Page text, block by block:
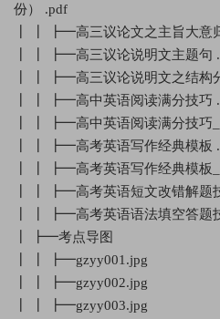
份） .pdf
┃ ┃ ┣━高三议论文之主旨大意
┃ ┃ ┣━高三议论说明文主题句
┃ ┃ ┣━高三议论说明文之结构
┃ ┃ ┣━高中英语阅读满分技巧
┃ ┃ ┣━高中英语阅读满分技巧
┃ ┃ ┣━高考英语写作经典模板
┃ ┃ ┣━高考英语写作经典模板
┃ ┃ ┣━高考英语短文改错解题
┃ ┃ ┣━高考英语语法填空答题
┃ ┣━考点导图
┃ ┃ ┣━gzyy001.jpg
┃ ┃ ┣━gzyy002.jpg
┃ ┃ ┣━gzyy003.jpg